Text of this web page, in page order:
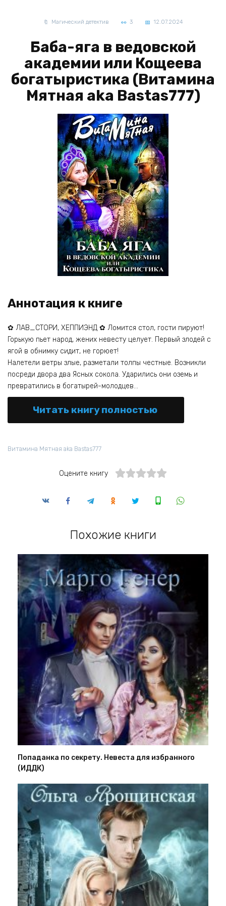
Магический детектив 3 12.07.2024
Баба-яга в ведовской
академии или Кощеева
богатыристика (Витамина
Мятная aka Bastas777)
Аннотация к книге
✿ ЛАВ_СТОРИ, ХЕППИЭНД ✿ Ломится стол, гости пируют!
Горькую пьет народ, жених невесту целует. Первый злодей с
ягой в обнимку сидит, не горюет!
Налетели ветры злые, разметали толпы честные. Возникли
посреди двора два Ясных сокола. Ударились они оземь и
превратились в богатырей-молодцев…
Читать книгу полностью
Витамина Мятная aka Bastas777
Оцените книгу
Похожие книги
Попаданка по секрету. Невеста для избранного
(ИДДК)